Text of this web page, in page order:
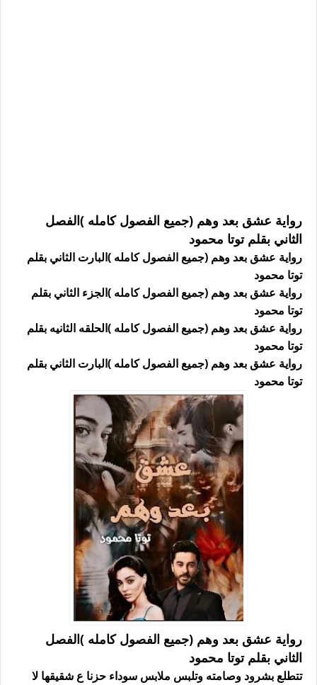
رواية عشق بعد وهم (جميع الفصول كامله )الفصل
الثاني بقلم توتا محمود
رواية عشق بعد وهم (جميع الفصول كامله )البارت الثاني بقلم
توتا محمود
رواية عشق بعد وهم (جميع الفصول كامله )الجزء الثاني بقلم
توتا محمود
رواية عشق بعد وهم (جميع الفصول كامله )الحلقه الثانيه بقلم
توتا محمود
رواية عشق بعد وهم (جميع الفصول كامله )البارت الثاني بقلم
توتا محمود
رواية عشق بعد وهم (جميع الفصول كامله )الفصل
الثاني بقلم توتا محمود
تتطلع بشرود وصامته وتلبس ملابس سوداء حزنا ع شقيقها لا